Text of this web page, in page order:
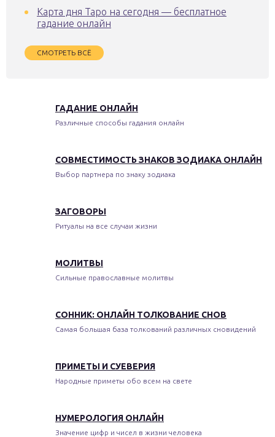
Карта дня Таро на сегодня — бесплатное
гадание онлайн
СМОТРЕТЬ ВСЁ
ГАДАНИЕ ОНЛАЙН
Различные способы гадания онлайн
СОВМЕСТИМОСТЬ ЗНАКОВ ЗОДИАКА ОНЛАЙН
Выбор партнера по знаку зодиака
ЗАГОВОРЫ
Ритуалы на все случаи жизни
МОЛИТВЫ
Сильные православные молитвы
СОННИК: ОНЛАЙН ТОЛКОВАНИЕ СНОВ
Самая большая база толкований различных сновидений
ПРИМЕТЫ И СУЕВЕРИЯ
Народные приметы обо всем на свете
НУМЕРОЛОГИЯ ОНЛАЙН
Значение цифр и чисел в жизни человека